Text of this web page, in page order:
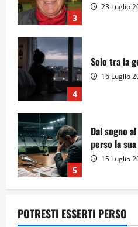
3
23 Luglio
4
Solo tra la
16 Luglio
5
Dal sogno
perso la
15 Luglio
A Sergio,
POTRESTI ESSERTI PERSO